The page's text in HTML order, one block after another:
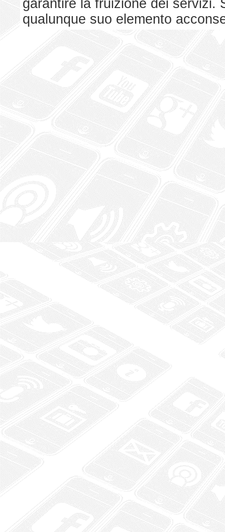
garantire la fruizione dei servizi.
qualunque suo elemento